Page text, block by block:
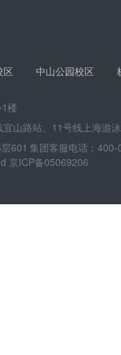
区 中山公园校区
楼
山路站、11号线上海游
601 集团客服电话：
京ICP备05069206